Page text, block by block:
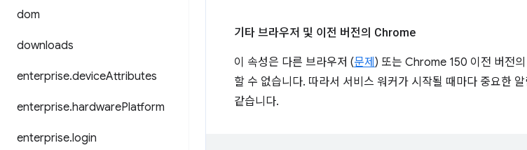
dom
downloads
enterprise.deviceAttributes
enterprise.hardwarePlatform
enterprise.login
기타 브라우저 및 이전 버전의 Chrome
이 속성은 다른 브라우저 (문제 ) 또는 Chrome 150 이전 버전
할 수 없습니다. 따라서 서비스 워커가 시작될 때마다 중요한
같습니다.